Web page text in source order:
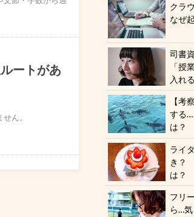
ートがあ
ん。
クラ
なぜ
司書
「授
入れ
【考
する…
は？
ライ
き？
は？
フリ
ら…